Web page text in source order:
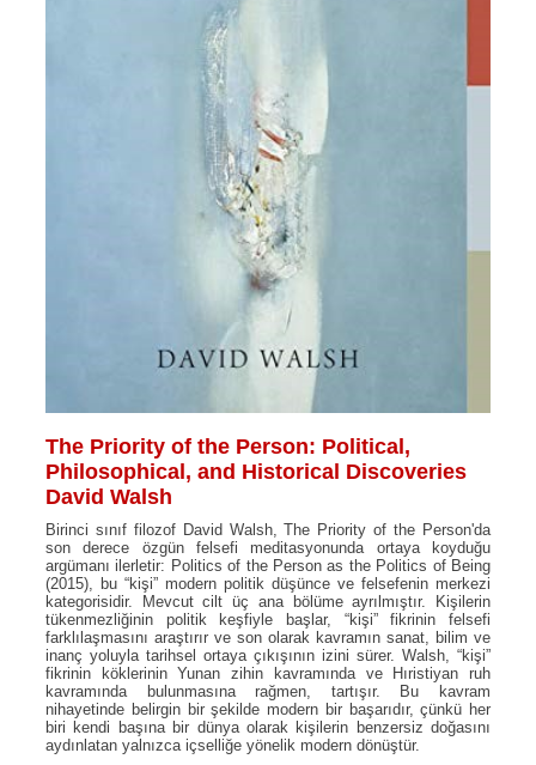
The Priority of the Person: Political,
Philosophical, and Historical Discoveries
David Walsh
Birinci sınıf filozof David Walsh, The Priority of the Person'da
son derece özgün felsefi meditasyonunda ortaya koyduğu
argümanı ilerletir: Politics of the Person as the Politics of Being
(2015), bu “kişi” modern politik düşünce ve felsefenin merkezi
kategorisidir. Mevcut cilt üç ana bölüme ayrılmıştır. Kişilerin
tükenmezliğinin politik keşfiyle başlar, “kişi” fikrinin felsefi
farklılaşmasını araştırır ve son olarak kavramın sanat, bilim ve
inanç yoluyla tarihsel ortaya çıkışının izini sürer. Walsh, “kişi”
fikrinin köklerinin Yunan zihin kavramında ve Hıristiyan ruh
kavramında bulunmasına rağmen, tartışır. Bu kavram
nihayetinde belirgin bir şekilde modern bir başarıdır, çünkü her
biri kendi başına bir dünya olarak kişilerin benzersiz doğasını
aydınlatan yalnızca içselliğe yönelik modern dönüştür.